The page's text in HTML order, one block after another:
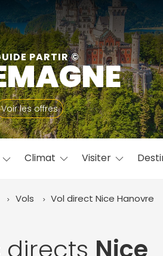
PARTIR ©
Voir les offres
Climat Visiter
Vols Vol direct Nice Hanovre
Fermer
Octobre